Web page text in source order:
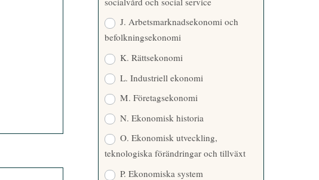
J. Arbetsmarknadsekonomi och
befolkningsekonomi
K. Rättsekonomi
L. Industriell ekonomi
M. Företagsekonomi
N. Ekonomisk historia
O. Ekonomisk utveckling,
teknologiska förändringar och tillväxt
P. Ekonomiska system